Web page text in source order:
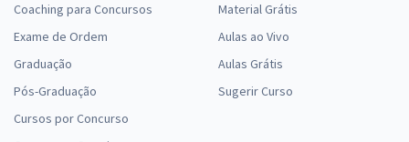
Coaching para Concursos
Exame de Ordem
Graduação
Pós-Graduação
Cursos por Concurso
Material Grátis
Aulas ao Vivo
Aulas Grátis
Sugerir Curso